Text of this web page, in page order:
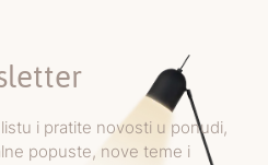
i pratite novosti u ponudi,
popuste, nove teme i